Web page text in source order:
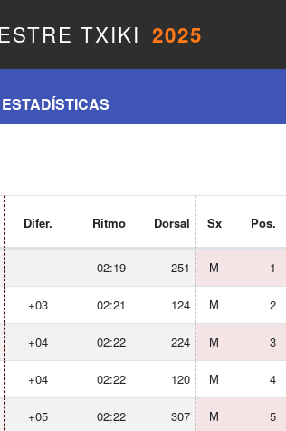
TXIKI 2025
ESTADÍSTICAS
Difer. Ritmo Dorsal Sx Pos.
02:19 251 M 1
+03 02:21 124 M 2
+04 02:22 224 M 3
+04 02:22 120 M 4
+05 02:22 307 M 5